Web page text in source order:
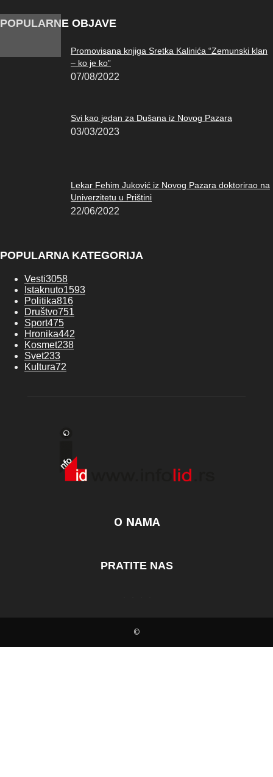
POPULARNE OBJAVE
Promovisana knjiga Sretka Kalinića “Zemunski klan
– ko je ko”
07/08/2022
Svi kao jedan za Dušana iz Novog Pazara
03/03/2023
Lekar Fehim Juković iz Novog Pazara doktorirao na
Univerzitetu u Prištini
22/06/2022
POPULARNA KATEGORIJA
Vesti3058
Istaknuto1593
Politika816
Društvo751
Sport475
Hronika442
Kosmet238
Svet233
Kultura72
O NAMA
PRATITE NAS
©